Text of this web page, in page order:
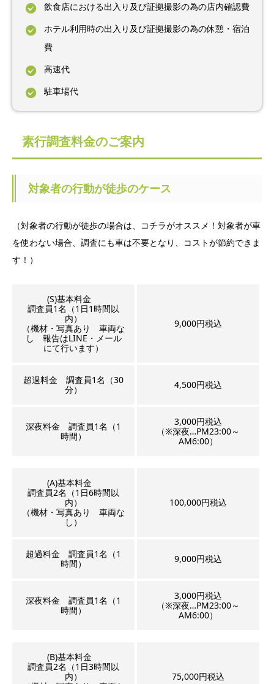
飲食店における出入り及び証拠撮影の為の店内確認費
ホテル利用時の出入り及び証拠撮影の為の休憩・宿泊
費
高速代
駐車場代
素行調査料金のご案内
対象者の行動が徒歩のケース
（対象者の行動が徒歩の場合は、コチラがオススメ！対象者が車
を使わない場合、調査にも車は不要となり、コストが節約できま
す！）
(S)基本料金
調査員1名（1日1時間以
内）
（機材・写真あり 車両な
し 報告はLINE・メール
にて行います）
9,000円税込
超過料金 調査員1名（30
分）
4,500円税込
深夜料金 調査員1名（1
時間）
3,000円税込
（※深夜…PM23:00～
AM6:00）
(A)基本料金
調査員2名（1日6時間以
内）
（機材・写真あり 車両な
し）
100,000円税込
超過料金 調査員1名（1
時間）
9,000円税込
深夜料金 調査員1名（1
時間）
3,000円税込
（※深夜…PM23:00～
AM6:00）
(B)基本料金
調査員2名（1日3時間以
内）
75,000円税込